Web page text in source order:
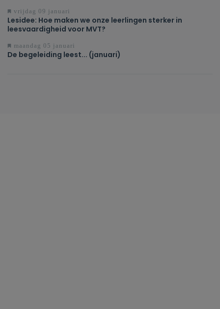
vrijdag 09 januari
Lesidee: Hoe maken we onze leerlingen sterker in
leesvaardigheid voor MVT?
maandag 05 januari
De begeleiding leest... (januari)